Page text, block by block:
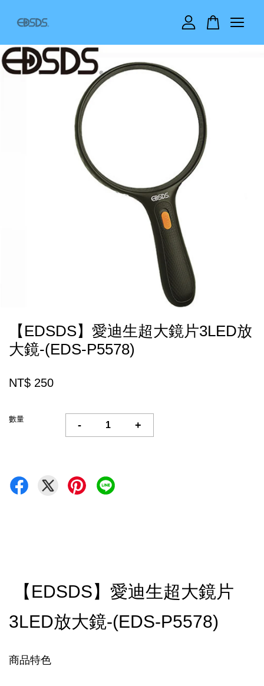
【EDSDS】愛迪生超大鏡片3LED放
大鏡-(EDS-P5578)
NT$ 250
數量
- +
【EDSDS】愛迪生超大鏡片
3LED放大鏡-(EDS-P5578)
商品特色
您的購物車目前還是空的。